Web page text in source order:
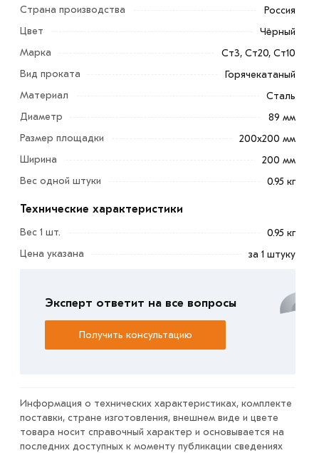
Оголовок СВ 89 мм 200х200 мм служит основой для
распределяя вес на фундамент. На поверхность
оголовков опираются строительные плиты, балки и
Обеспечивает надёжное крепление элементов
свайного фундамента, предотвращая смещение или
разрушение при сильных ветрах или других нагрузках.
в Москве и области. Наши профессиональные
менеджеры обработают заказ и свяжутся с Вами для
согласования условий доставки или самовывоза.
Страна производства
Россия
Цвет
Чёрный
Марка
Ст3, Ст20, Ст10
Вид проката
Горячекатаный
Материал
Сталь
Диаметр
89 мм
Размер площадки
200х200 мм
Ширина
200 мм
Вес одной штуки
0.95 кг
Технические характеристики
Вес 1 шт.
0.95 кг
Цена указана
за 1 штуку
Эксперт ответит на все вопросы
Получить консультацию
Информация о технических характеристиках, комплекте
поставки, стране изготовления, внешнем виде и цвете
товара носит справочный характер и основывается на
последних доступных к моменту публикации сведениях